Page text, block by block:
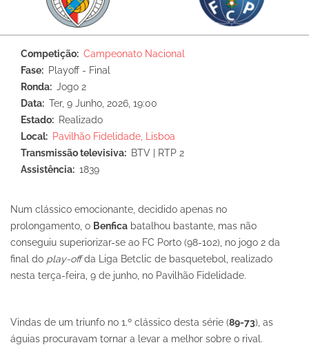
Competição
Campeonato Nacional
Fase
Playoff - Final
Ronda
Jogo 2
Data
Ter, 9 Junho, 2026, 19:00
Estado
Realizado
Local
Pavilhão Fidelidade, Lisboa
Transmissão televisiva
BTV | RTP 2
Assistência
1839
Num clássico emocionante, decidido apenas no
prolongamento, o Benfica batalhou bastante, mas não
conseguiu superiorizar-se ao FC Porto (98-102), no jogo 2 da
final do play-offda Liga Betclic de basquetebol, realizado
nesta terça-feira, 9 de junho, no Pavilhão Fidelidade.
Vindas de um triunfo no 1.º clássico desta série (89-73), as
águias procuravam tornar a levar a melhor sobre o rival.